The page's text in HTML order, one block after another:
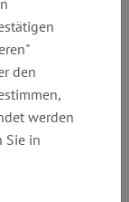
Webseite:
www.rechtsrat.d
e
den
werden
Sie in